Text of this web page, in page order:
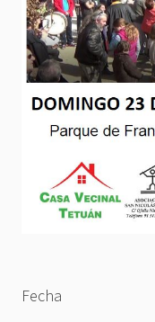
Fecha